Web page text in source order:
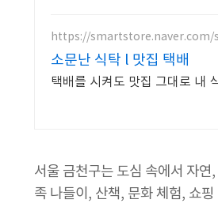
https://
소문난 식탁 l 맛집 택배
택배를 시켜도 맛집 그대로 내
서울 금천구는 도심 속에서 자
족 나들이, 산책, 문화 체험, 쇼